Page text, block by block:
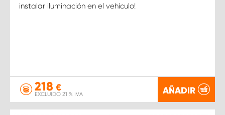
instalar iluminación en el vehículo!
218 €
EXCLUIDO 21 % IVA AÑADIR